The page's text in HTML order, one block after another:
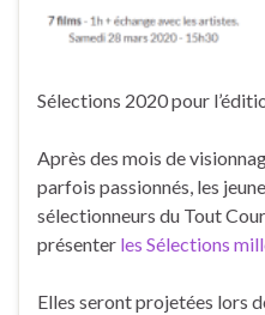
Sélections 2020 pour
Après des mois de
parfois passionnés, les
sélectionneurs du Tout
présenter les Sélections
Elles seront projetées lors